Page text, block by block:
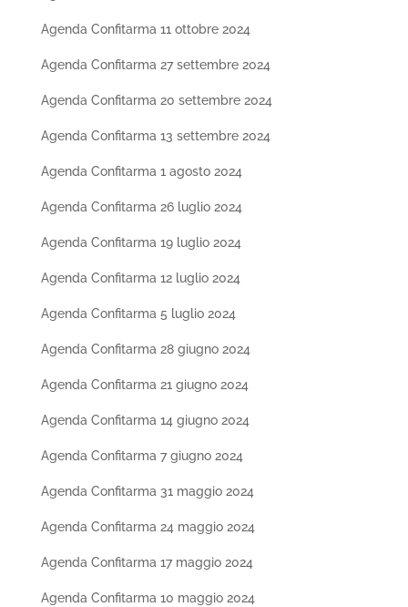
Agenda Confitarma 11 ottobre 2024
Agenda Confitarma 27 settembre 2024
Agenda Confitarma 20 settembre 2024
Agenda Confitarma 13 settembre 2024
Agenda Confitarma 1 agosto 2024
Agenda Confitarma 26 luglio 2024
Agenda Confitarma 19 luglio 2024
Agenda Confitarma 12 luglio 2024
Agenda Confitarma 5 luglio 2024
Agenda Confitarma 28 giugno 2024
Agenda Confitarma 21 giugno 2024
Agenda Confitarma 14 giugno 2024
Agenda Confitarma 7 giugno 2024
Agenda Confitarma 31 maggio 2024
Agenda Confitarma 24 maggio 2024
Agenda Confitarma 17 maggio 2024
Agenda Confitarma 10 maggio 2024